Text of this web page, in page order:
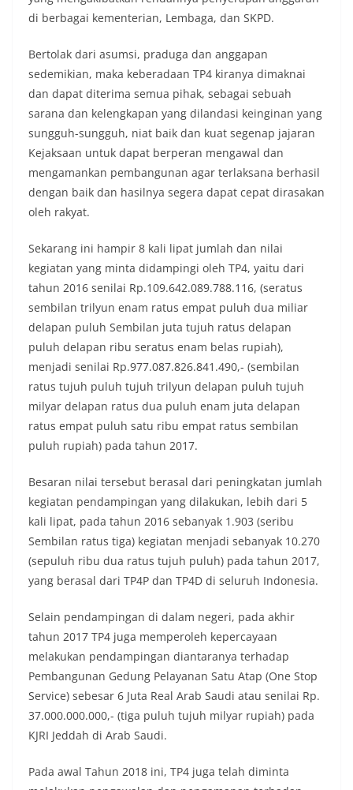
di berbagai kementerian, Lembaga, dan SKPD.
Bertolak dari asumsi, praduga dan anggapan
sedemikian, maka keberadaan TP4 kiranya dimaknai
dan dapat diterima semua pihak, sebagai sebuah
sarana dan kelengkapan yang dilandasi keinginan yang
sungguh-sungguh, niat baik dan kuat segenap jajaran
Kejaksaan untuk dapat berperan mengawal dan
mengamankan pembangunan agar terlaksana berhasil
dengan baik dan hasilnya segera dapat cepat dirasakan
oleh rakyat.
Sekarang ini hampir 8 kali lipat jumlah dan nilai
kegiatan yang minta didampingi oleh TP4, yaitu dari
tahun 2016 senilai Rp.109.642.089.788.116, (seratus
sembilan trilyun enam ratus empat puluh dua miliar
delapan puluh Sembilan juta tujuh ratus delapan
puluh delapan ribu seratus enam belas rupiah),
menjadi senilai Rp.977.087.826.841.490,- (sembilan
ratus tujuh puluh tujuh trilyun delapan puluh tujuh
milyar delapan ratus dua puluh enam juta delapan
ratus empat puluh satu ribu empat ratus sembilan
puluh rupiah) pada tahun 2017.
Besaran nilai tersebut berasal dari peningkatan jumlah
kegiatan pendampingan yang dilakukan, lebih dari 5
kali lipat, pada tahun 2016 sebanyak 1.903 (seribu
Sembilan ratus tiga) kegiatan menjadi sebanyak 10.270
(sepuluh ribu dua ratus tujuh puluh) pada tahun 2017,
yang berasal dari TP4P dan TP4D di seluruh Indonesia.
Selain pendampingan di dalam negeri, pada akhir
tahun 2017 TP4 juga memperoleh kepercayaan
melakukan pendampingan diantaranya terhadap
Pembangunan Gedung Pelayanan Satu Atap (One Stop
Service) sebesar 6 Juta Real Arab Saudi atau senilai Rp.
37.000.000.000,- (tiga puluh tujuh milyar rupiah) pada
KJRI Jeddah di Arab Saudi.
Pada awal Tahun 2018 ini, TP4 juga telah diminta